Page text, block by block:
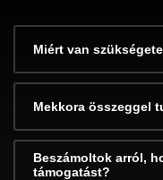
Miért van
Mekkora összeggel
Beszámoltok arról,
támogatást?